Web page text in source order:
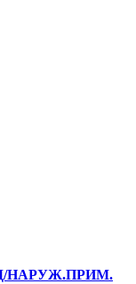
НАРУЖ.ПРИМ.